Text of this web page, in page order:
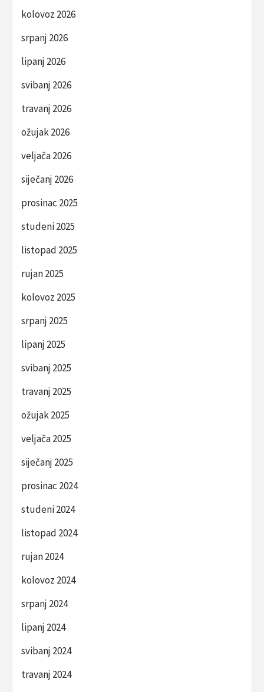
kolovoz 2026
srpanj 2026
lipanj 2026
svibanj 2026
travanj 2026
ožujak 2026
veljača 2026
siječanj 2026
prosinac 2025
studeni 2025
listopad 2025
rujan 2025
kolovoz 2025
srpanj 2025
lipanj 2025
svibanj 2025
travanj 2025
ožujak 2025
veljača 2025
siječanj 2025
prosinac 2024
studeni 2024
listopad 2024
rujan 2024
kolovoz 2024
srpanj 2024
lipanj 2024
svibanj 2024
travanj 2024